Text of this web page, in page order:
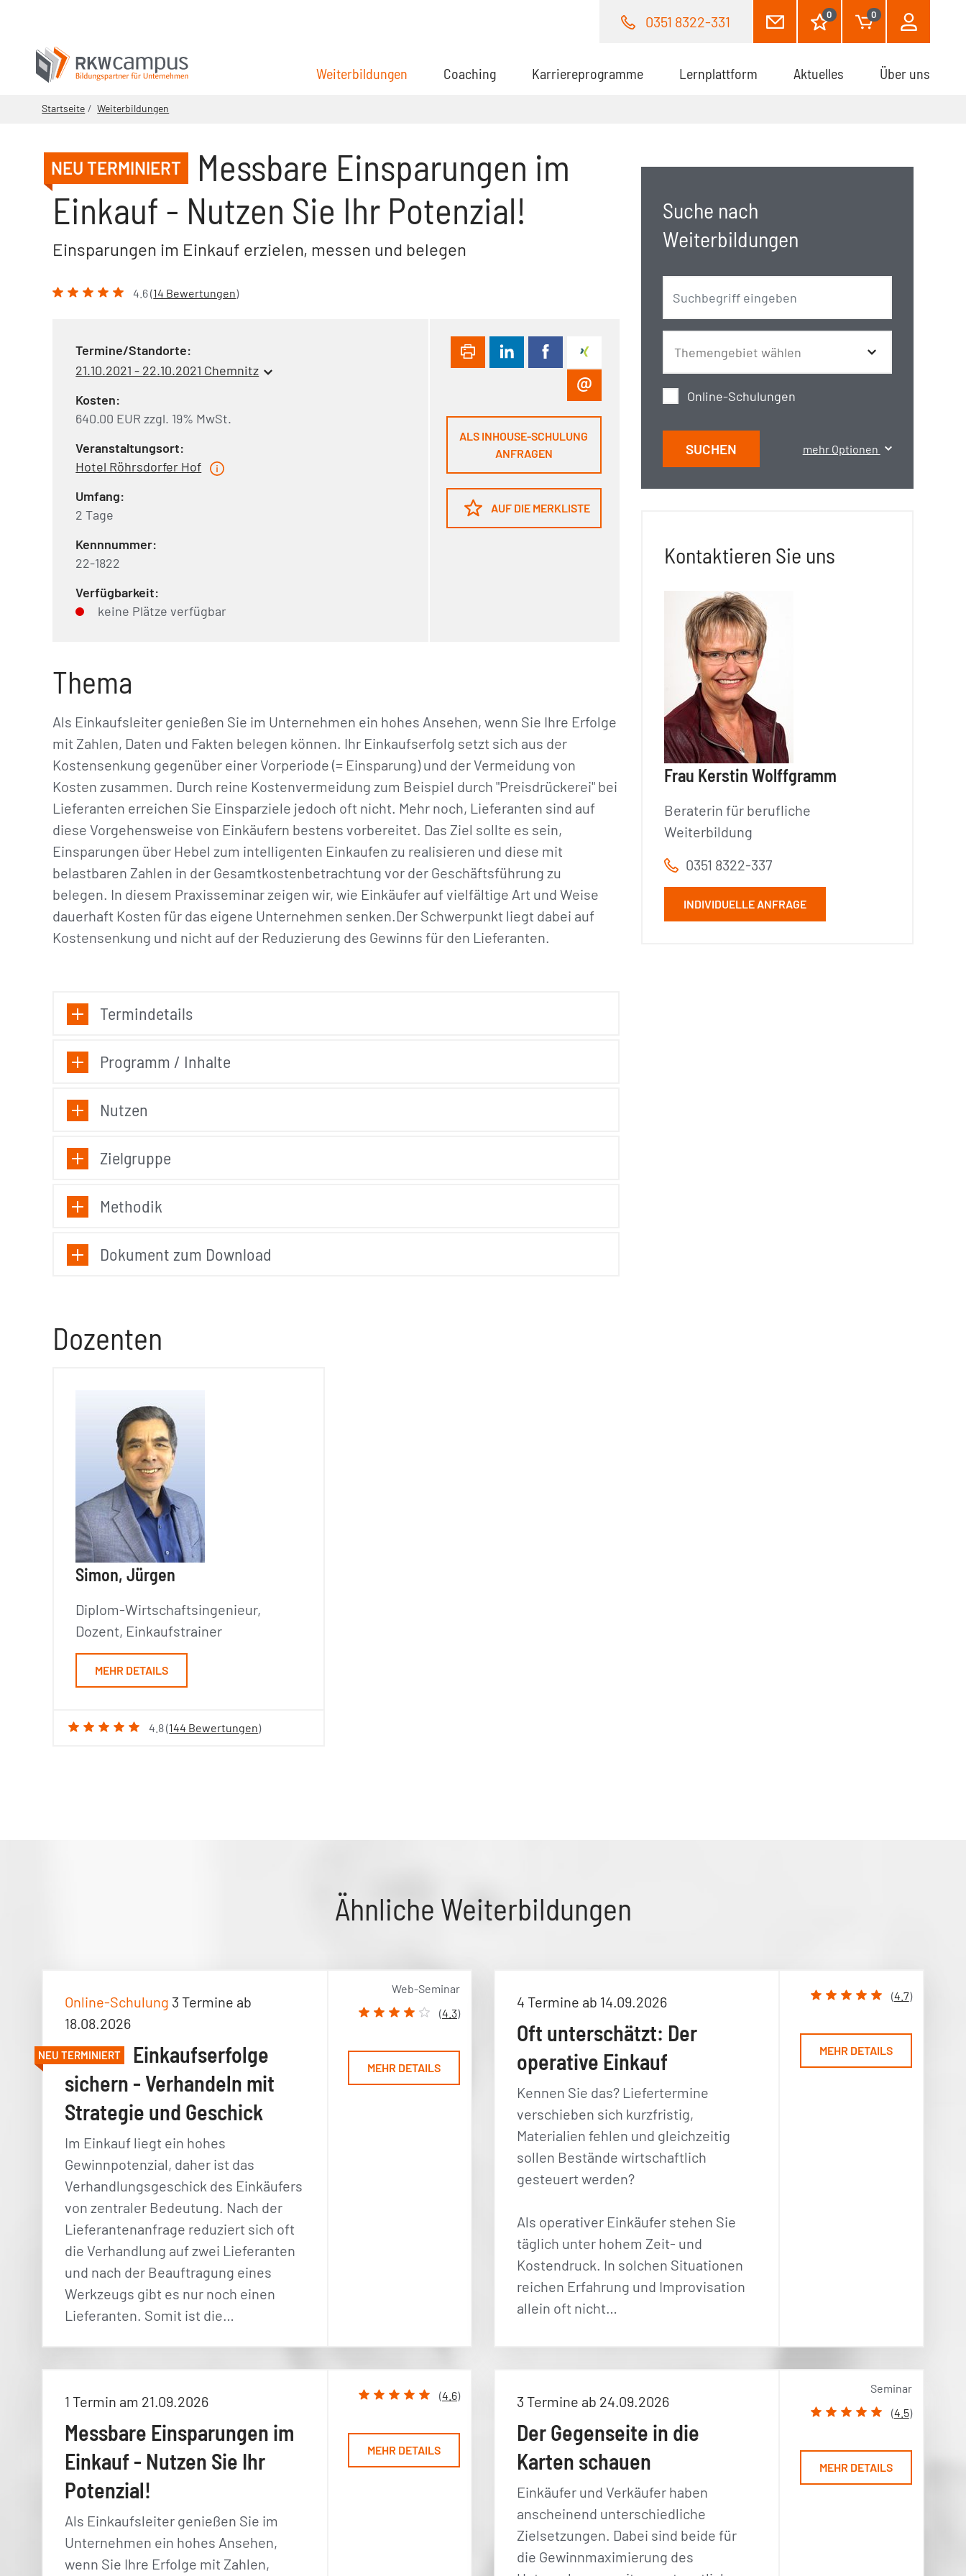
0351 8322-331 0 0
Weiterbildungen (aktuell)Coaching Karriereprogramme Lernplattform Aktuelles Über uns
Startseite Weiterbildungen
NEU TERMINIERT
Messbare Einsparungen im
Einkauf - Nutzen Sie Ihr Potenzial!
Einsparungen im Einkauf erzielen, messen und belegen
4.6 (14 Bewertungen)
Termine/Standorte:
21.10.2021 - 22.10.2021 Chemnitz
Kosten:
640.00 EUR zzgl. 19% MwSt.
Veranstaltungsort:
Hotel Röhrsdorfer Hof
Umfang:
2 Tage
Kennnummer:
22-1822
Verfügbarkeit:
keine Plätze verfügbar
ALS INHOUSE-SCHULUNG
ANFRAGEN
AUF DIE MERKLISTE
Thema
Als Einkaufsleiter genießen Sie im Unternehmen ein hohes Ansehen, wenn Sie Ihre Erfolge
mit Zahlen, Daten und Fakten belegen können. Ihr Einkaufserfolg setzt sich aus der
Kostensenkung gegenüber einer Vorperiode (= Einsparung) und der Vermeidung von
Kosten zusammen. Durch reine Kostenvermeidung zum Beispiel durch "Preisdrückerei" bei
Lieferanten erreichen Sie Einsparziele jedoch oft nicht. Mehr noch, Lieferanten sind auf
diese Vorgehensweise von Einkäufern bestens vorbereitet. Das Ziel sollte es sein,
Einsparungen über Hebel zum intelligenten Einkaufen zu realisieren und diese mit
belastbaren Zahlen in der Gesamtkostenbetrachtung vor der Geschäftsführung zu
belegen. In diesem Praxisseminar zeigen wir, wie Einkäufer auf vielfältige Art und Weise
dauerhaft Kosten für das eigene Unternehmen senken.Der Schwerpunkt liegt dabei auf
Kostensenkung und nicht auf der Reduzierung des Gewinns für den Lieferanten.
Termindetails
Programm / Inhalte
Nutzen
Zielgruppe
Methodik
Dokument zum Download
Dozenten
Simon, Jürgen
Diplom-Wirtschaftsingenieur,
Dozent, Einkaufstrainer
MEHR DETAILS
4.8 (144 Bewertungen)
Suche nach
Weiterbildungen
Online-Schulungen
SUCHEN mehr Optionen
Kontaktieren Sie uns
Frau Kerstin Wolffgramm
Beraterin für berufliche
Weiterbildung
0351 8322-337
INDIVIDUELLE ANFRAGE
Ähnliche Weiterbildungen
Online-Schulung 3 Termine ab
18.08.2026
NEU TERMINIERT
Einkaufserfolge
sichern - Verhandeln mit
Strategie und Geschick
Im Einkauf liegt ein hohes
Gewinnpotenzial, daher ist das
Verhandlungsgeschick des Einkäufers
von zentraler Bedeutung. Nach der
Lieferantenanfrage reduziert sich oft
die Verhandlung auf zwei Lieferanten
und nach der Beauftragung eines
Werkzeugs gibt es nur noch einen
Lieferanten. Somit ist die…
Web-Seminar
(4.3)
MEHR DETAILS
4 Termine ab 14.09.2026
Oft unterschätzt: Der
operative Einkauf
Kennen Sie das? Liefertermine
verschieben sich kurzfristig,
Materialien fehlen und gleichzeitig
sollen Bestände wirtschaftlich
gesteuert werden?
Als operativer Einkäufer stehen Sie
täglich unter hohem Zeit- und
Kostendruck. In solchen Situationen
reichen Erfahrung und Improvisation
allein oft nicht…
(4.7)
MEHR DETAILS
1 Termin am 21.09.2026
Messbare Einsparungen im
Einkauf - Nutzen Sie Ihr
Potenzial!
Als Einkaufsleiter genießen Sie im
Unternehmen ein hohes Ansehen,
wenn Sie Ihre Erfolge mit Zahlen,
(4.6)
MEHR DETAILS
3 Termine ab 24.09.2026
Der Gegenseite in die
Karten schauen
Einkäufer und Verkäufer haben
anscheinend unterschiedliche
Zielsetzungen. Dabei sind beide für
die Gewinnmaximierung des
Seminar
(4.5)
MEHR DETAILS